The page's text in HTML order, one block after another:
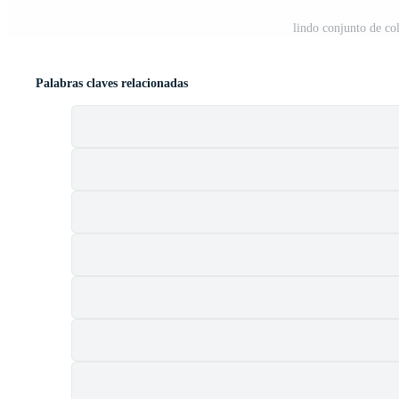
lindo conjunto de
Palabras claves relacionadas